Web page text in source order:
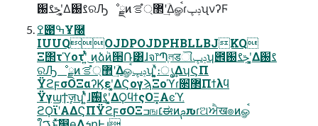
ࢢࡂ֐ʹ͓͚Δࡂ֐ରԠೳྗͷ޲্ํࡦʹؔ͢ΔௐࠪɾݚڀʯνʔϜ
ߐ౉ߒҰ࿠
IUUQOJDPOJDPHBLLBJKQ
Ξ΢τϓοτʹ͍ͭͯ ͜ͷձٞͷ੒Ռ͸ɺจ෦Պֶলडୗݚڀʮ౎ࢢࡂ֐ʹ͓͚Δࡂ֐
ରԠೳྗͷ޲্ํࡦʹؔ͢Δௐࠪݚڀʯʹ͓͍ͯ։ൃ͢ΔʮϚΠ
ΫϩϝσΟΞαʔϏεʹ͓͚ΔϚογϡΞοϓɾ૒ํ޲Πϯλϥ
Ϋγϣϯٕज़ʯʹ͍ͭͯɺࡂ֐࣌ʹ͓͚ΔϘϥϯςΟΞ͓Αͼϓ
ϩϘϊʹΑΔϚΠΫϩϝσΟΞߏங׆ಈͷࢧԉɾଅਐख๏ͷௐࠪ